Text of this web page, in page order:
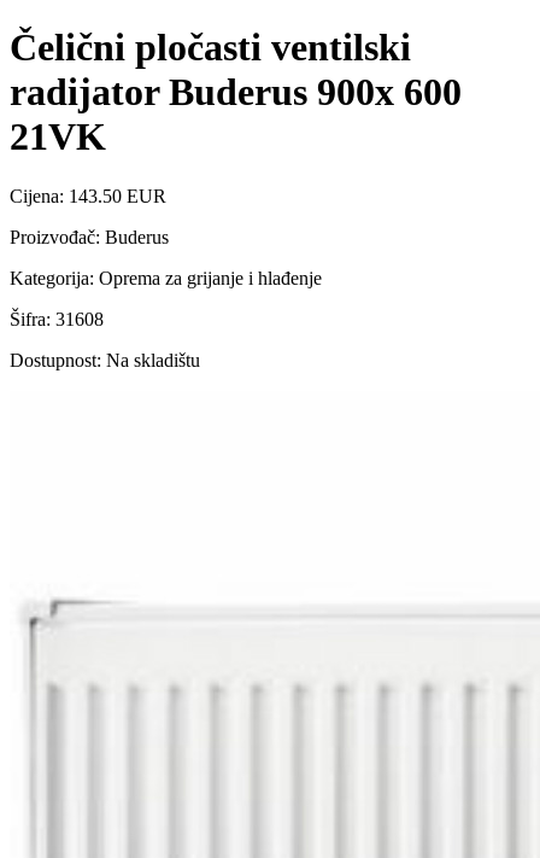
Čelični pločasti ventilski
radijator Buderus 900x 600
21VK
Cijena: 143.50 EUR
Proizvođač: Buderus
Kategorija: Oprema za grijanje i hlađenje
Šifra: 31608
Dostupnost: Na skladištu